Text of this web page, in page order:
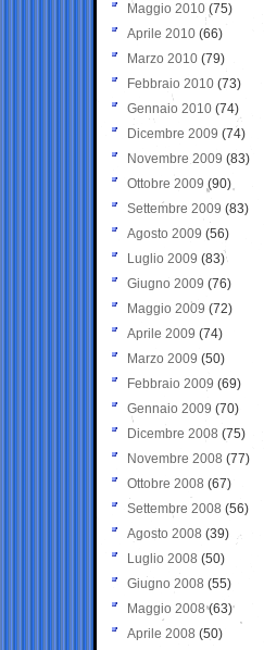
Maggio 2010 (75)
Aprile 2010 (66)
Marzo 2010 (79)
Febbraio 2010 (73)
Gennaio 2010 (74)
Dicembre 2009 (74)
Novembre 2009 (83)
Ottobre 2009 (90)
Settembre 2009 (83)
Agosto 2009 (56)
Luglio 2009 (83)
Giugno 2009 (76)
Maggio 2009 (72)
Aprile 2009 (74)
Marzo 2009 (50)
Febbraio 2009 (69)
Gennaio 2009 (70)
Dicembre 2008 (75)
Novembre 2008 (77)
Ottobre 2008 (67)
Settembre 2008 (56)
Agosto 2008 (39)
Luglio 2008 (50)
Giugno 2008 (55)
Maggio 2008(63)
Aprile 2008 (50)